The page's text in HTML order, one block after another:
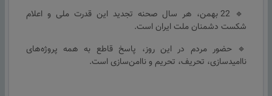
🔹 22 بهمن، هر سال صحنه تجدید این قدرت ملی و اعلام
شکست دشمنان ملت ایران است.
🔹 حضور مردم در این روز، پاسخ قاطع به همه پروژه‌های
ناامیدسازی، تحریف، تحریم و ناامن‌سازی است.